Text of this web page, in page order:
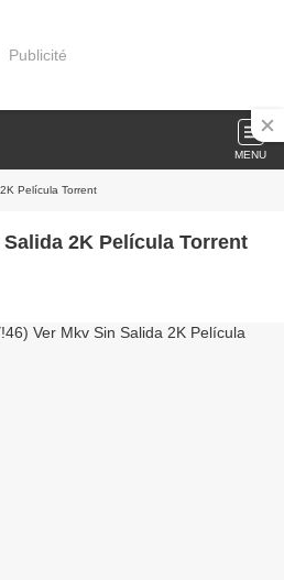
Publicité
MENU
Película Torrent
Salida 2K Película Torrent